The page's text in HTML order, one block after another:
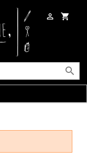
shopping_cart

